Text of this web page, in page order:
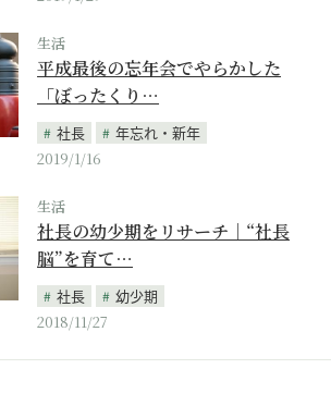
生活
平成最後の忘年会でやらかした
「ぼったくり…
社長
年忘れ・新年
2019/1/16
生活
社長の幼少期をリサーチ｜“社長
脳”を育て…
社長
幼少期
2018/11/27